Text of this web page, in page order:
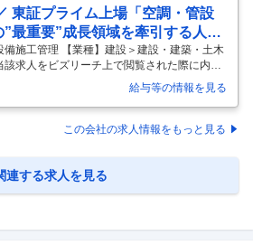
東証プライム上場「空調・管設
最重要”成長領域を牽引する人材
年過去最高益四国電力グルー
を行う総合設備企業
備施工管理 【業種】建設＞建設・建築・土木
求人をビズリーチ上で閲覧された際に内容
採用背景】 〜「空調・管工事」の強化が、会
四国電力グループの総合設備企業として、20
業利益80億円）を達成した当社 。 現在の中
工事の強化」を最重要課題の一つに掲げてい
考えています。 更なる市場シェア拡大と次
新しいメンバーを募集する運びとなりました
給与等の情報を見る
この会社の求人情報をもっと見る
連する求人を見る